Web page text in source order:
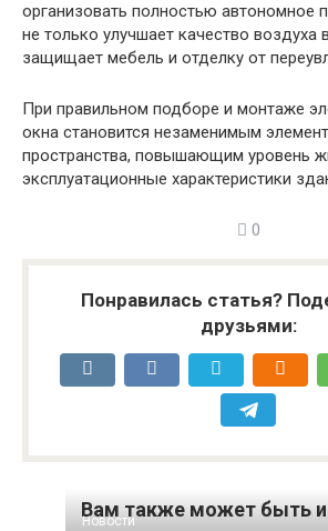
организовать полностью автономное
не только улучшает качество воздуха
защищает мебель и отделку от
При правильном подборе и монтаже
окна становится незаменимым
пространства, повышающим уровень
эксплуатационные характеристики
0
Понравилась статья?
друзьями:
Вам также может быть
Новости